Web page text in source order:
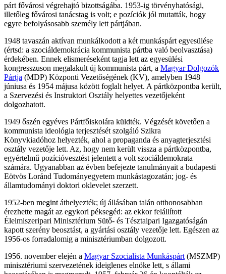
párt fővárosi végrehajtó bizottságába. 1953-ig törvényhatósági,
illetőleg fővárosi tanácstag is volt; e pozíciók jól mutatták, hogy
egyre befolyásosabb személy lett pártjában.
1948 tavaszán aktívan munkálkodott a két munkáspárt egyesülése
(értsd: a szociáldemokrácia kommunista pártba való beolvasztása)
érdekében. Ennek elismeréseként tagja lett az egyesülési
kongresszuson megalakult új kommunista párt, a Magyar Dolgozók
Pártja (MDP) Központi Vezetőségének (KV), amelyben 1948
júniusa és 1954 májusa között foglalt helyet. A pártközpontba került,
a Szervezési és Instruktori Osztály helyettes vezetőjeként
dolgozhatott.
1949 őszén egyéves Pártfőiskolára küldték. Végzését követően a
kommunista ideológia terjesztését szolgáló Szikra
Könyvkiadóhoz helyezték, ahol a propaganda és anyagterjesztési
osztály vezetője lett. Az, hogy nem került vissza a pártközpontba,
egyértelmű pozícióvesztést jelentett a volt szociáldemokrata
számára. Ugyanabban az évben befejezte tanulmányait a budapesti
Eötvös Loránd Tudományegyetem munkástagozatán; jog- és
államtudományi doktori oklevelet szerzett.
1952-ben megint áthelyezték; új állásában talán otthonosabban
érezhette magát az egykori péksegéd: az ekkor felállított
Élelmiszeripari Minisztérium Sütő- és Tésztaipari Igazgatóságán
kapott szerény beosztást, a gyártási osztály vezetője lett. Egészen az
1956-os forradalomig a minisztériumban dolgozott.
1956. november elején a Magyar Szocialista Munkáspárt (MSZMP)
minisztériumi szervezetének ideiglenes elnöke lett, s állami